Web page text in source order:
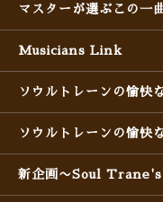
マスターが選ぶこの一
Musicians Link
ソウルトレーンの愉快
ソウルトレーンの愉快
新企画〜Soul Trane's